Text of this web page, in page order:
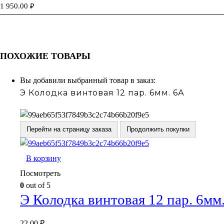
1 950.00 ₽
ПОХОЖИЕ ТОВАРЫ
Вы добавили выбранный товар в заказ:
Э Колодка винтовая 12 пар. 6мм. 6А
Перейти на страницу заказа Продолжить покупки
В корзину
Посмотреть
0 out of 5
Э Колодка винтовая 12 пар.